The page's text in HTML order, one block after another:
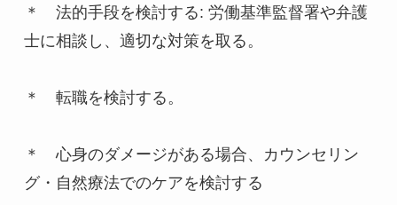
＊　法的手段を検討する: 労働基準監督署や弁護
士に相談し、適切な対策を取る。
＊　転職を検討する。
＊　心身のダメージがある場合、カウンセリン
グ・自然療法でのケアを検討する